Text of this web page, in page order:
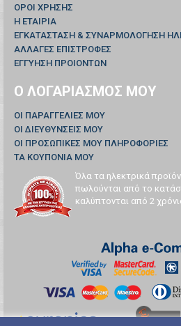
ΟΡΟΙ ΧΡΗΣΗΣ
Η ΕΤΑΙΡΙΑ
ΕΓΚΑΤΑΣΤΑΣΗ & ΣΥΝΑΡΜΟΛΟΓΗΣΗ
ΑΛΛΑΓΕΣ ΕΠΙΣΤΡΟΦΕΣ
ΕΓΓΥΗΣΗ ΠΡΟΙΟΝΤΩΝ
Ο ΛΟΓΑΡΙΑΣΜΌΣ ΜΟΥ
ΟΙ ΠΑΡΑΓΓΕΛΊΕΣ ΜΟΥ
ΟΙ ΔΙΕΥΘΎΝΣΕΙΣ ΜΟΥ
ΟΙ ΠΡΟΣΩΠΙΚΈΣ ΜΟΥ ΠΛΗΡΟΦΟΡΊΕΣ
ΤΑ ΚΟΥΠΌΝΙΑ ΜΟΥ
Όλα τα ηλεκτρικά
πωλούνται από το
καλύπτονται από 2